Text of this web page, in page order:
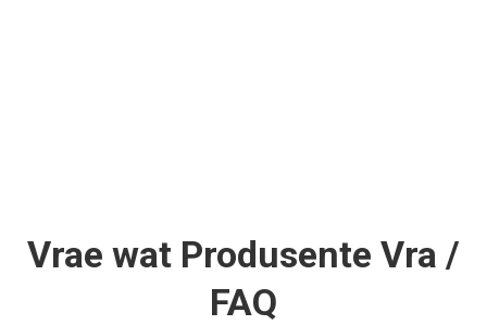
Vrae wat Produsente Vra /
FAQ